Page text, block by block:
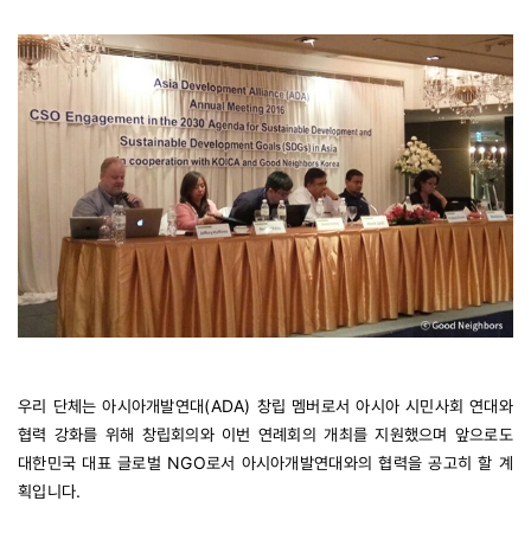
우리 단체는 아시아개발연대(ADA) 창립 멤버로서 아시아 시민사회 연대와
협력 강화를 위해 창립회의와 이번 연례회의 개최를 지원했으며 앞으로도
대한민국 대표 글로벌 NGO로서 아시아개발연대와의 협력을 공고히 할 계
획입니다.